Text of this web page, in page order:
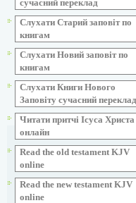
сучасний переклад
Слухати Старий заповіт по
книгам
Слухати Новий заповіт по
книгам
Слухати Книги Нового
Заповіту сучасний переклад
Читати притчі Ісуса Христа
онлайн
Read the old testament KJV
online
Read the new testament KJV
online